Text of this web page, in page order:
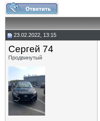
23.02.2022, 13:15
Сергей 74
Продвинутый